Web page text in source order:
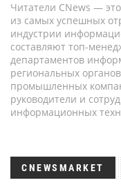
Читатели CNews —
из самых успешных
индустрии
составляют топ-
департаментов
региональных
промышленных
руководители и
информационных
CNEWSMARKET